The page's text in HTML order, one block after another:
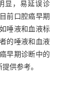
显，易延误诊
前口腔癌早期
唾液和血液标
的唾液和血液
早期诊断中的
供参考。